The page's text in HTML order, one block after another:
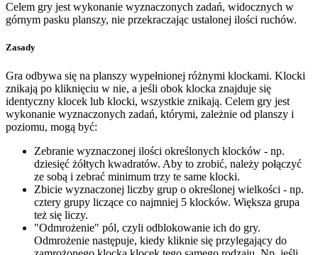
Celem gry jest wykonanie wyznaczonych zadań, widocznych w
górnym pasku planszy, nie przekraczając ustalonej ilości ruchów.
Zasady
Gra odbywa się na planszy wypełnionej różnymi klockami. Klocki
znikają po kliknięciu w nie, a jeśli obok klocka znajduje się
identyczny klocek lub klocki, wszystkie znikają. Celem gry jest
wykonanie wyznaczonych zadań, którymi, zależnie od planszy i
poziomu, mogą być:
Zebranie wyznaczonej ilości określonych klocków - np.
dziesięć żółtych kwadratów. Aby to zrobić, należy połączyć
ze sobą i zebrać minimum trzy te same klocki.
Zbicie wyznaczonej liczby grup o określonej wielkości - np.
cztery grupy liczące co najmniej 5 klocków. Większa grupa
też się liczy.
"Odmrożenie" pól, czyli odblokowanie ich do gry.
Odmrożenie następuje, kiedy kliknie się przylegający do